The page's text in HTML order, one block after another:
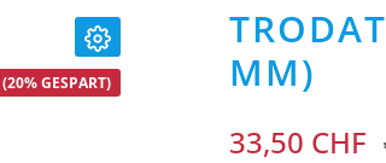
(20% GESPART)
MM)
33,50 CHF